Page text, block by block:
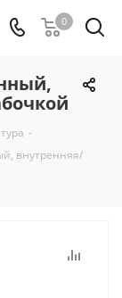
0
-
внутренняя/